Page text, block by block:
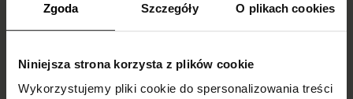
Zgoda Szczegóły O plikach cookies
Niniejsza strona korzysta z plików cookie
Wykorzystujemy pliki cookie do spersonalizowania treści